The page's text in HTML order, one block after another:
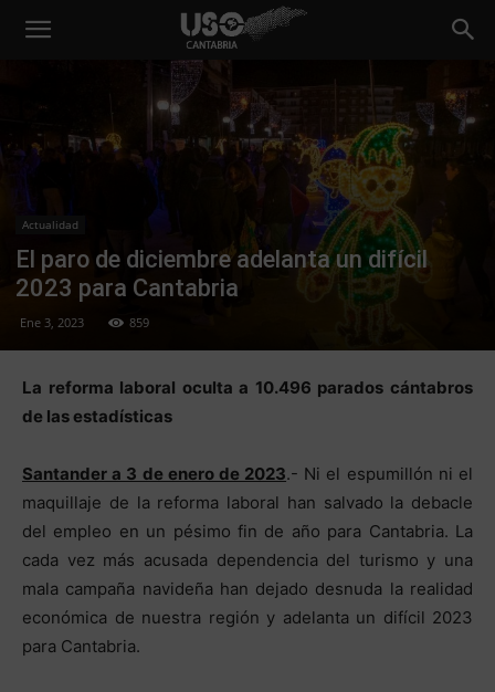
Actualidad
El paro de diciembre adelanta un difícil
2023 para Cantabria
Ene 3, 2023 859
La reforma laboral oculta a 10.496 parados cántabros
de las estadísticas
Santander a 3 de enero de 2023.- Ni el espumillón ni el
maquillaje de la reforma laboral han salvado la debacle
del empleo en un pésimo fin de año para Cantabria. La
cada vez más acusada dependencia del turismo y una
mala campaña navideña han dejado desnuda la realidad
económica de nuestra región y adelanta un difícil 2023
para Cantabria.